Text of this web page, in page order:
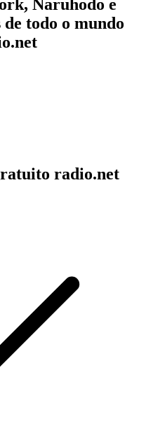
Naruhodo e
todo o mundo
radio.net